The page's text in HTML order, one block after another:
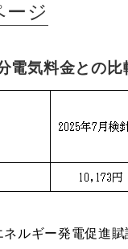
ージ
電気料金との比
ルギー発電促進